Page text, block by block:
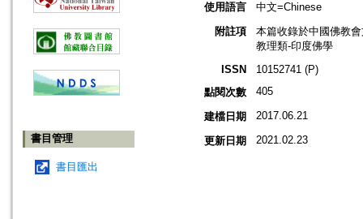
書目管理
書目匯出
使用語言
中文=Chinese
附註項
本篇收錄於中國佛教
教理類-印度佛學
ISSN
10152741 (P)
點閱次數
405
建檔日期 2017.06.21
更新日期 2021.02.23